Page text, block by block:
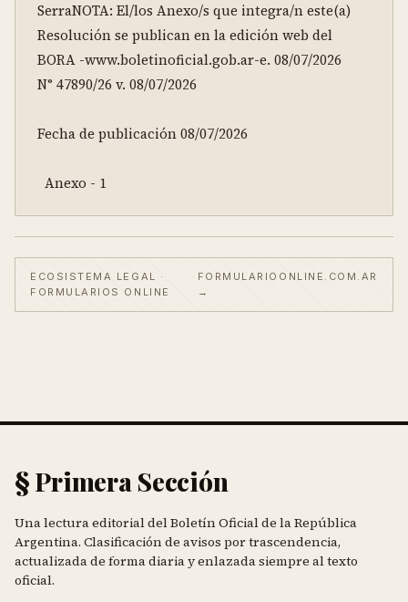
SerraNOTA: El/los Anexo/s que integra/n este(a)
Resolución se publican en la edición web del
BORA -www.boletinoficial.gob.ar-e. 08/07/2026
N° 47890/26 v. 08/07/2026
Fecha de publicación 08/07/2026
Anexo - 1
ECOSISTEMA LEGAL ·
FORMULARIOS ONLINE
FORMULARIOONLINE.COM.AR
→
§ Primera Sección
Una lectura editorial del Boletín Oficial de la República
Argentina. Clasificación de avisos por trascendencia,
actualizada de forma diaria y enlazada siempre al texto
oficial.